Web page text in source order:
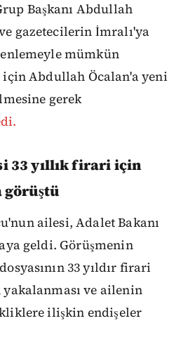
Başkanı Abdullah
gazetecilerin İmralı'ya
mümkün
Abdullah Öcalan'a yeni
gerek
33 yıllık firari için
görüştü
ailesi, Adalet Bakanı
geldi. Görüşmenin
33 yıldır firari
yakalanması ve ailenin
ilişkin endişeler